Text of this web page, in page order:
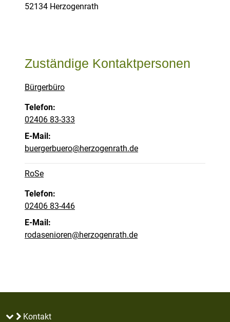
PLZ:
52134 Ort:
Herzogenrath
Zuständige Kontaktpersonen
Bürgerbüro
Telefon:
02406 83-333
E-Mail:
buergerbuero@herzogenrath.de
RoSe
Telefon:
02406 83-446
E-Mail:
rodasenioren@herzogenrath.de
Kontakt